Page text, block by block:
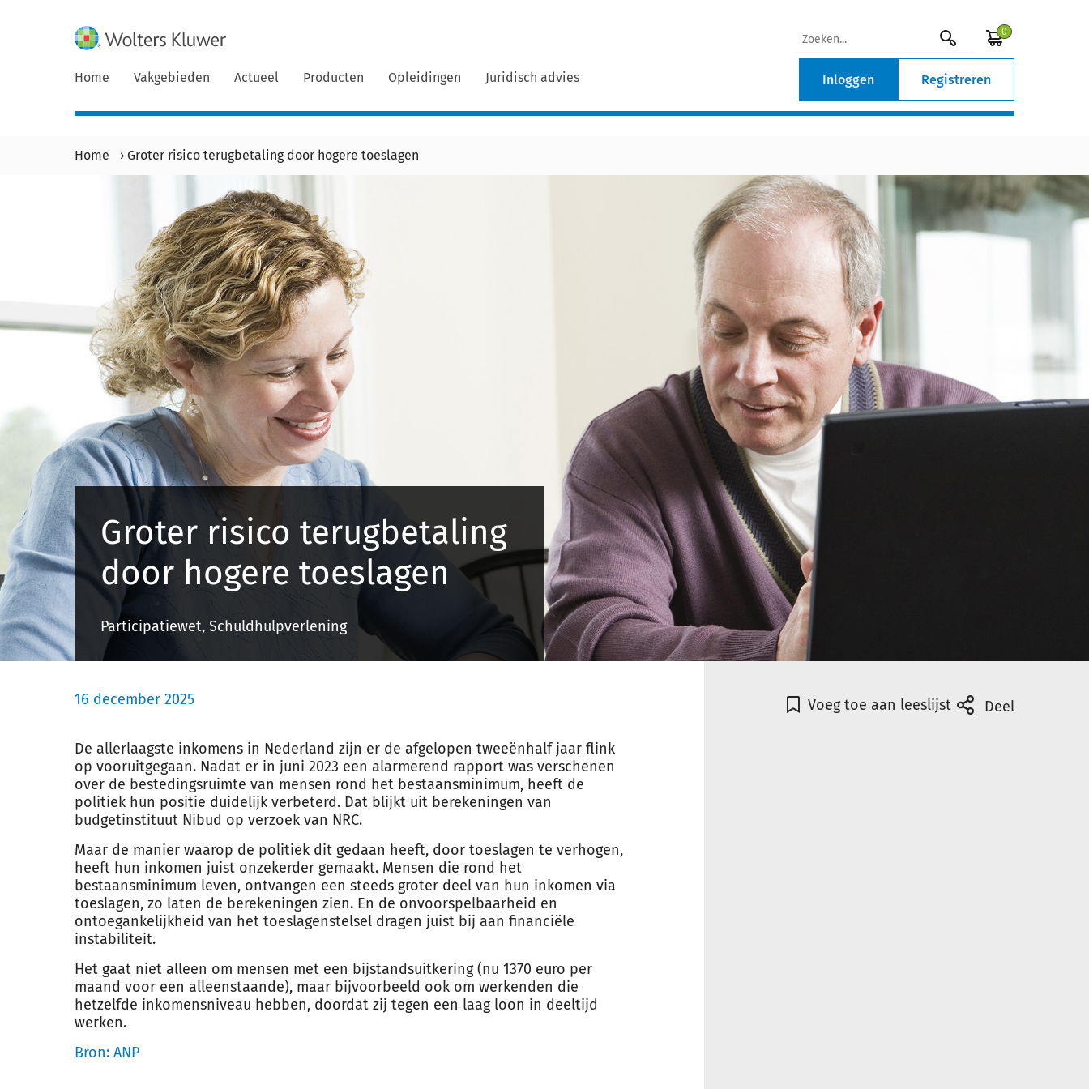
0
Home Vakgebieden Actueel Producten Opleidingen Juridisch advies Inloggen Registreren
Home › Groter risico terugbetaling door hogere toeslagen
Groter risico terugbetaling
door hogere toeslagen
Participatiewet, Schuldhulpverlening
16 december 2025
De allerlaagste inkomens in Nederland zijn er de afgelopen tweeënhalf jaar flink
op vooruitgegaan. Nadat er in juni 2023 een alarmerend rapport was verschenen
over de bestedingsruimte van mensen rond het bestaansminimum, heeft de
politiek hun positie duidelijk verbeterd. Dat blijkt uit berekeningen van
budgetinstituut Nibud op verzoek van NRC.
Maar de manier waarop de politiek dit gedaan heeft, door toeslagen te verhogen,
heeft hun inkomen juist onzekerder gemaakt. Mensen die rond het
bestaansminimum leven, ontvangen een steeds groter deel van hun inkomen via
toeslagen, zo laten de berekeningen zien. En de onvoorspelbaarheid en
ontoegankelijkheid van het toeslagenstelsel dragen juist bij aan financiële
instabiliteit.
Het gaat niet alleen om mensen met een bijstandsuitkering (nu 1370 euro per
maand voor een alleenstaande), maar bijvoorbeeld ook om werkenden die
hetzelfde inkomensniveau hebben, doordat zij tegen een laag loon in deeltijd
werken.
Bron: ANP
Voeg toe aan leeslijst Deel